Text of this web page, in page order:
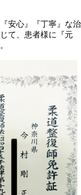
安心』『丁寧』な治
て、患者様に『元